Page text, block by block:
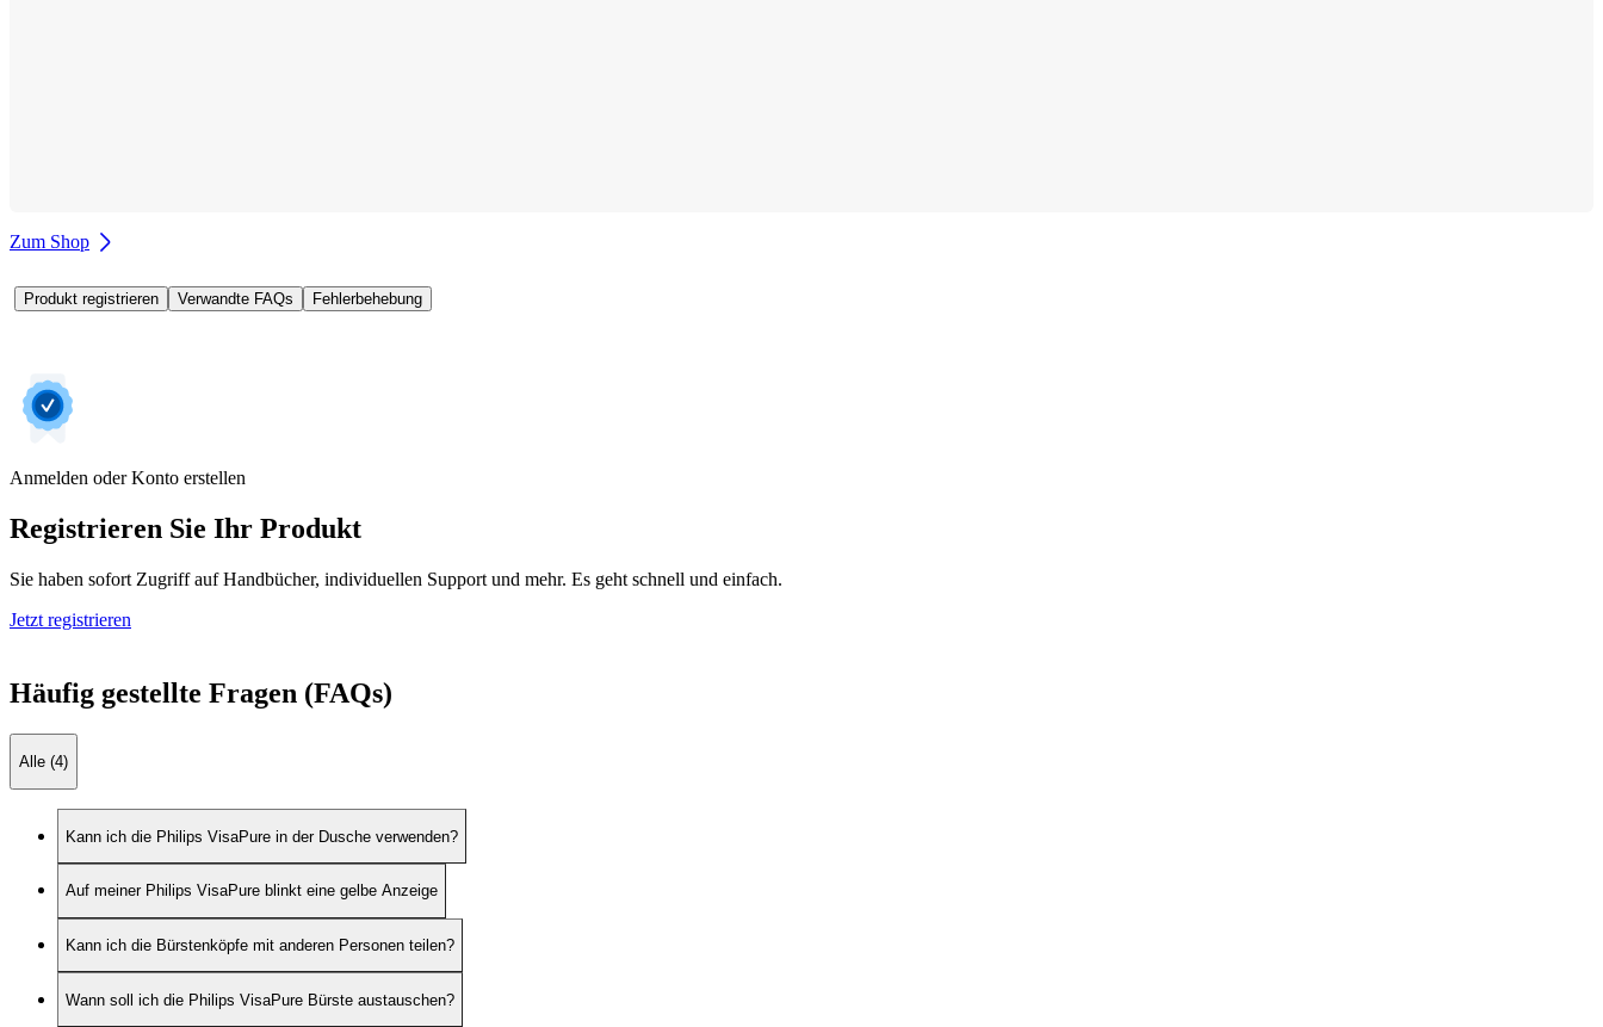
Zum Shop
Produkt registrieren Verwandte FAQs Fehlerbehebung
Anmelden oder Konto erstellen
Registrieren Sie Ihr Produkt
Sie haben sofort Zugriff auf Handbücher, individuellen Support und mehr. Es geht schnell und einfach.
Jetzt registrieren
Häufig gestellte Fragen (FAQs)
Alle (4)
Kann ich die Philips VisaPure in der Dusche verwenden?
Auf meiner Philips VisaPure blinkt eine gelbe Anzeige
Kann ich die Bürstenköpfe mit anderen Personen teilen?
Wann soll ich die Philips VisaPure Bürste austauschen?